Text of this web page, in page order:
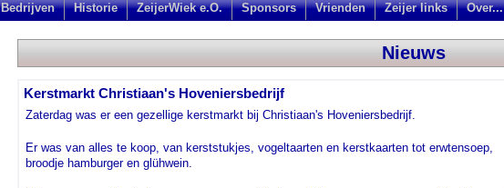
Bedrijven Historie ZeijerWiek e.O. Sponsors Vrienden Zeijer links Over...
Nieuws
Kerstmarkt Christiaan's Hoveniersbedrijf
Zaterdag was er een gezellige kerstmarkt bij Christiaan's Hoveniersbedrijf.
Er was van alles te koop, van kerststukjes, vogeltaarten en kerstkaarten tot erwtensoep,
broodje hamburger en glühwein.